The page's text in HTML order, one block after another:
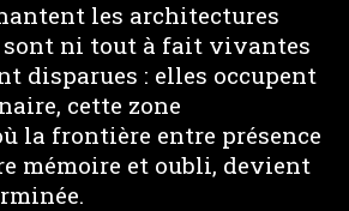
les architectures
sont ni tout à fait vivantes
disparues : elles occupent
cette zone
la frontière entre présence
mémoire et oubli, devient